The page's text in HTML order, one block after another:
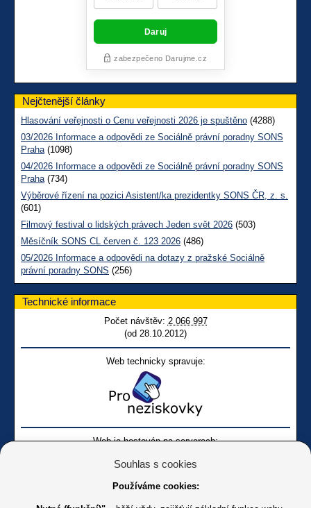
Nejčtenější články
Hlasování veřejnosti o Cenu veřejnosti 2026 je spuštěno (4288)
03/2026 Informace a odpovědi ze Sociálně právní poradny SONS
Praha(1098)
04/2026 Informace a odpovědi ze Sociálně právní poradny SONS
Praha(734)
Výběrové řízení na pozici Asistent/ka prezidentky SONS ČR, z. s.
(601)
Filmový festival o lidských právech Jeden svět 2026 (503)
Měsíčník SONS CL červen č. 123 2026 (486)
05/2026 Informace a odpovědi na dotazy z pražské Sociálně
právní poradny SONS (256)
Technické informace
Počet návštěv: 2 066 997
(od 28.10.2012)
Web technicky spravuje:
Web je hostován na serverech:
Souhlas s cookies
Používáme cookies: